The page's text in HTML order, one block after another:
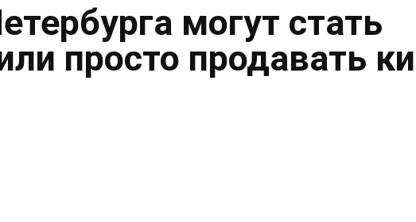
могут стать
просто продавать